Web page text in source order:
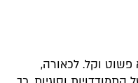
פשוט וקל. לכאורה,